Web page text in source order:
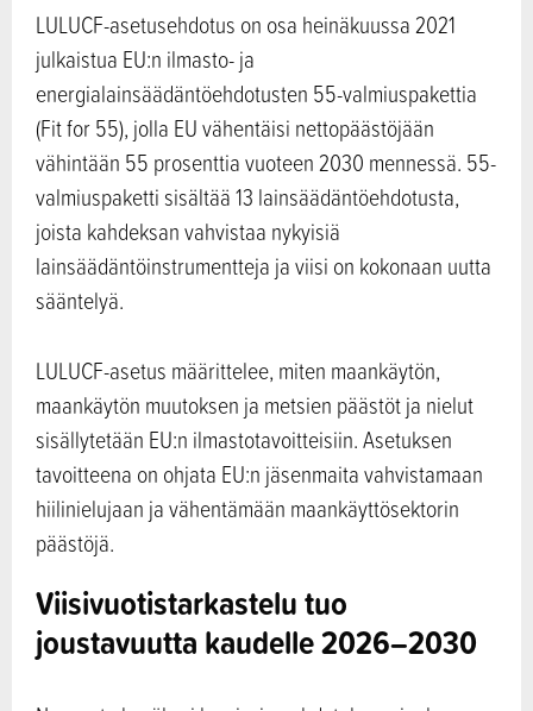
LULUCF-asetusehdotus on osa heinäkuussa 2021
julkaistua EU:n ilmasto- ja
energialainsäädäntöehdotusten 55-valmiuspakettia
(Fit for 55), jolla EU vähentäisi nettopäästöjään
vähintään 55 prosenttia vuoteen 2030 mennessä. 55-
valmiuspaketti sisältää 13 lainsäädäntöehdotusta,
joista kahdeksan vahvistaa nykyisiä
lainsäädäntöinstrumentteja ja viisi on kokonaan uutta
sääntelyä.
LULUCF-asetus määrittelee, miten maankäytön,
maankäytön muutoksen ja metsien päästöt ja nielut
sisällytetään EU:n ilmastotavoitteisiin. Asetuksen
tavoitteena on ohjata EU:n jäsenmaita vahvistamaan
hiilinielujaan ja vähentämään maankäyttösektorin
päästöjä.
Viisivuotistarkastelu tuo
joustavuutta kaudelle 2026–2030